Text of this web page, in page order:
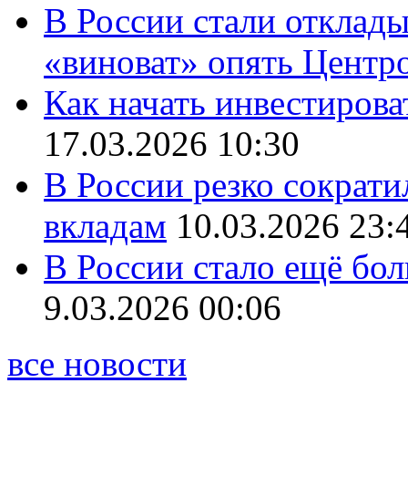
В России стали
«виноват» опять
Как начать
17.03.2026 10:30
В России резко
вкладам 10.03.2026
В России стало ещё
9.03.2026 00:06
все новости